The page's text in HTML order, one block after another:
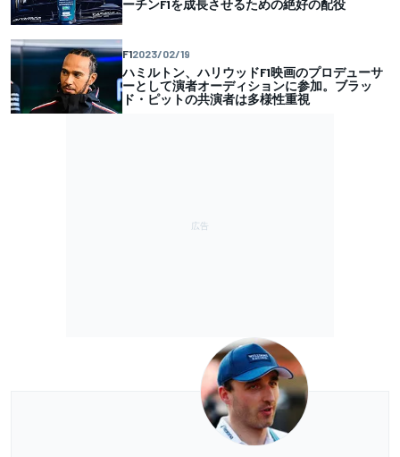
ーチンF1を成長させるための絶好の配役
F12023/02/19
ハミルトン、ハリウッドF1映画のプロデューサ
ーとして演者オーディションに参加。ブラッ
ド・ピットの共演者は多様性重視